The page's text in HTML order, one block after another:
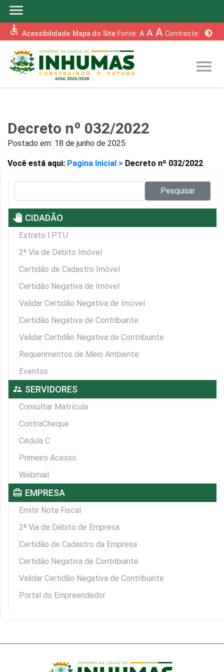
menu
accessible Acessibilidade Mapa do Site Fonte: A A A Contraste: brightness_6
menu
Decreto nº 032/2022
Postado em: 18 de junho de 2025
Você está aqui: Pagina Inicial > Decreto nº 032/2022
Pesquisar
pan_tool CIDADÃO
Extrato I.P.T.U
2ª Via de Débito Imóvel
Certidão de Cadastro Imóvel
Certidão Negativa de Imóvel
Validar Certidão Negativa de Imóvel
Certidão Negativa de Contribuinte
Validar Certidão Negativa de Contribuinte
Requerimentos de Meio Ambiente
Eventos
supervisor_account SERVIDORES
Consultar Matrícula
ContraCheque
Cédula C
Primeiro Acesso
Webmail
card_travel EMPRESA
Emitir Nota Fiscal
2ª Via de Débito de Empresa
Certidão de Cadastro da Empresa
Certidão Negativa de Contribuinte
Validar Certidão Negativa de Contribuinte
Portal do Empreendedor